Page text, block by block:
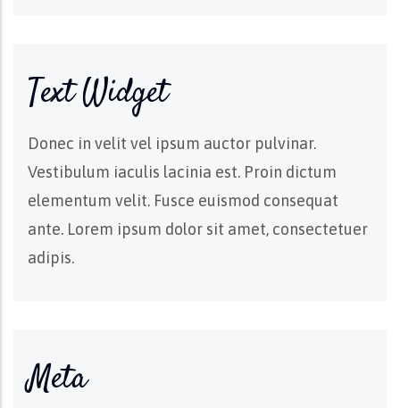
Text Widget
Donec in velit vel ipsum auctor pulvinar.
Vestibulum iaculis lacinia est. Proin dictum
elementum velit. Fusce euismod consequat
ante. Lorem ipsum dolor sit amet, consectetuer
adipis.
Meta